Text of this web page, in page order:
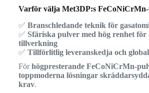
Varför välja Met3DP:s
✅ Branschledande teknik för
✅ Sfäriska pulver med hög renhet
tillverkning
✅ Tillförlitlig leveranskedja och
Förhögpresterande FeCoNiCrMn-
toppmoderna lösningar
krav.